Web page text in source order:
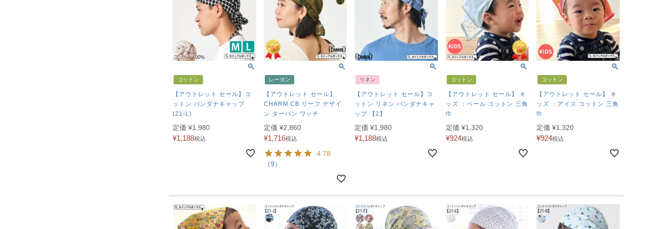
コットン
【アウトレット セール】コ
ットン バンダナキャップ
(21-L)
定価 ¥1,980
¥1,188税込
レーヨン
【アウトレット セール】
CHARM CB リーフ デザイ
ン ターバン ワッチ
定価 ¥2,860
¥1,716税込
4.78
（9）
リネン
【アウトレット セール】コ
ットン リネン バンダナキャ
ップ 【2】
定価 ¥1,980
¥1,188税込
コットン
【アウトレット セール】 キ
ッズ ：ペール コットン 三角
巾
定価 ¥1,320
¥924税込
コットン
【アウトレット セール】 キ
ッズ ：アイス コットン 三角
巾
定価 ¥1,320
¥924税込